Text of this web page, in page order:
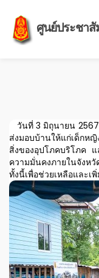
ศูนย์ประชา
วันที่ 3 มิถุนายน
ส่งมอบบ้านให้แก่เด็กห
สิ่งของอุปโภคบริโภค
ความมั่นคงภายในจังห
ทั้งนี้เพื่อช่วยเหลือและ